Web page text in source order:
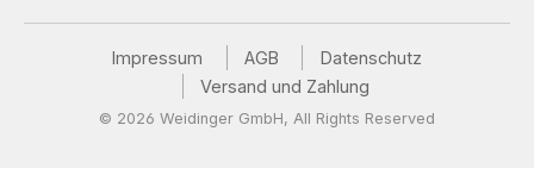
Impressum AGB
Datenschutz
Versand und Zahlung
© 2026 Weidinger GmbH, All Rights Reserved